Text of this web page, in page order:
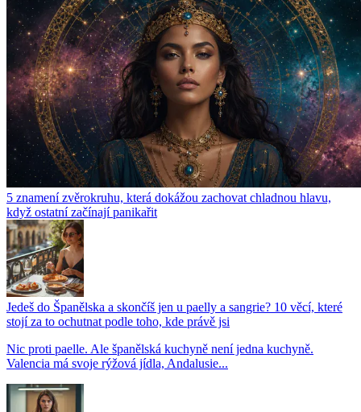
5 znamení zvěrokruhu, která dokážou zachovat chladnou hlavu,
když ostatní začínají panikařit
Jedeš do Španělska a skončíš jen u paelly a sangrie? 10 věcí, které
stojí za to ochutnat podle toho, kde právě jsi
Nic proti paelle. Ale španělská kuchyně není jedna kuchyně.
Valencia má svoje rýžová jídla, Andalusie...